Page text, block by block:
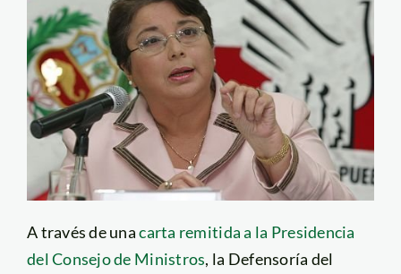
A través de unacarta remitida a la Presidencia
del Consejo de Ministros, la Defensoría del